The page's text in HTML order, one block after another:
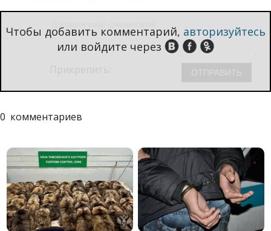
Чтобы добавить комментарий, авторизуйтесь
или войдите через
0 комментариев